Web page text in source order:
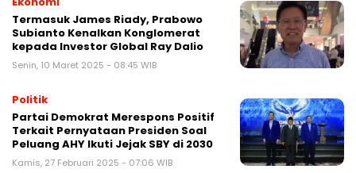
Termasuk James Riady, Prabowo
Subianto Kenalkan Konglomerat
kepada Investor Global Ray Dalio
Senin, 10 Maret 2025 - 08:45 WIB
Politik
Partai Demokrat Merespons Positif
Terkait Pernyataan Presiden Soal
Peluang AHY Ikuti Jejak SBY di 2030
Kamis, 27 Februari 2025 - 07:06 WIB